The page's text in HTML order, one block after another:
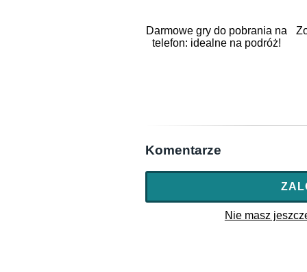
Darmowe gry do pobrania na
telefon: idealne na podróż!
Komentarze
Nie masz